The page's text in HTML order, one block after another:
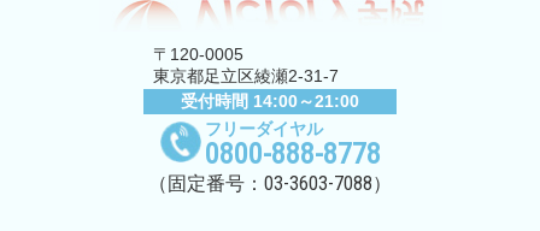
〒120-0005
東京都足立区綾瀬2-31-7
受付時間 14:00～21:00
フリーダイヤル
0800-888-8778
（固定番号： 03-3603-7088）